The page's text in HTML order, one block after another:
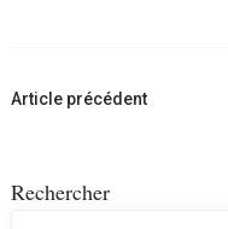
Navigation
Article précédent
Rechercher